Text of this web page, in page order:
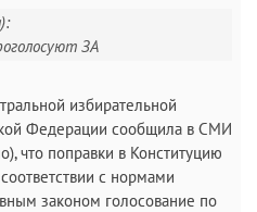
ЗА
избирательной
Федерации сообщила в СМИ
что поправки в Конституцию
с нормами
законом голосование по